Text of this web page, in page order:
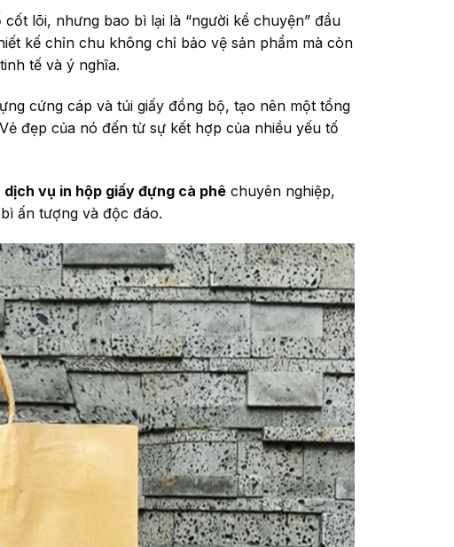
lõi, nhưng bao bì lại là “người kể chuyện” đầu
kế chỉn chu không chỉ bảo vệ sản phẩm mà còn
tế và ý nghĩa.
cứng cáp và túi giấy đồng bộ, tạo nên một tổng
đẹp của nó đến từ sự kết hợp của nhiều yếu tố
dịch vụ in hộp giấy đựng cà phêchuyên nghiệp,
ấn tượng và độc đáo.